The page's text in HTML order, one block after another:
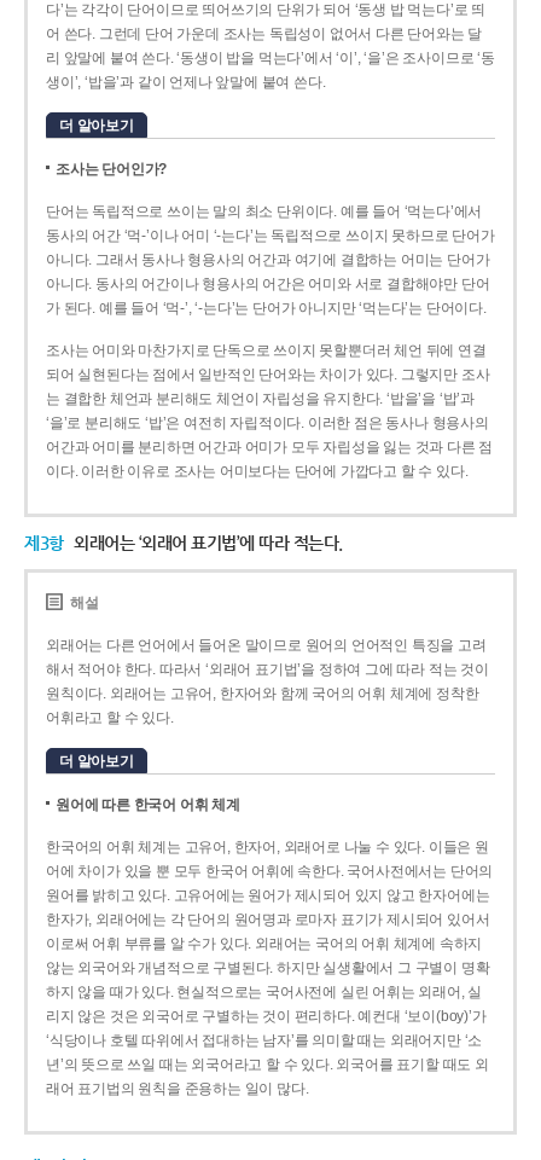
다’는 각각이 단어이므로 띄어쓰기의 단위가 되어 ‘동생 밥 먹는다’로 띄
어 쓴다. 그런데 단어 가운데 조사는 독립성이 없어서 다른 단어와는 달
리 앞말에 붙여 쓴다. ‘동생이 밥을 먹는다’에서 ‘이’, ‘을’은 조사이므로 ‘동
생이’, ‘밥을’과 같이 언제나 앞말에 붙여 쓴다.
더 알아보기
조사는 단어인가?
단어는 독립적으로 쓰이는 말의 최소 단위이다. 예를 들어 ‘먹는다’에서
동사의 어간 ‘먹-­’이나 어미 ‘­-는다’는 독립적으로 쓰이지 못하므로 단어가
아니다. 그래서 동사나 형용사의 어간과 여기에 결합하는 어미는 단어가
아니다. 동사의 어간이나 형용사의 어간은 어미와 서로 결합해야만 단어
가 된다. 예를 들어 ‘먹-’, ‘-는다’는 단어가 아니지만 ‘먹는다’는 단어이다.
조사는 어미와 마찬가지로 단독으로 쓰이지 못할뿐더러 체언 뒤에 연결
되어 실현된다는 점에서 일반적인 단어와는 차이가 있다. 그렇지만 조사
는 결합한 체언과 분리해도 체언이 자립성을 유지한다. ‘밥을’을 ‘밥’과
‘을’로 분리해도 ‘밥’은 여전히 자립적이다. 이러한 점은 동사나 형용사의
어간과 어미를 분리하면 어간과 어미가 모두 자립성을 잃는 것과 다른 점
이다. 이러한 이유로 조사는 어미보다는 단어에 가깝다고 할 수 있다.
제3항 외래어는 ‘외래어 표기법’에 따라 적는다.
해설
외래어는 다른 언어에서 들어온 말이므로 원어의 언어적인 특징을 고려
해서 적어야 한다. 따라서 ‘외래어 표기법’을 정하여 그에 따라 적는 것이
원칙이다. 외래어는 고유어, 한자어와 함께 국어의 어휘 체계에 정착한
어휘라고 할 수 있다.
더 알아보기
원어에 따른 한국어 어휘 체계
한국어의 어휘 체계는 고유어, 한자어, 외래어로 나눌 수 있다. 이들은 원
어에 차이가 있을 뿐 모두 한국어 어휘에 속한다. 국어사전에서는 단어의
원어를 밝히고 있다. 고유어에는 원어가 제시되어 있지 않고 한자어에는
한자가, 외래어에는 각 단어의 원어명과 로마자 표기가 제시되어 있어서
이로써 어휘 부류를 알 수가 있다. 외래어는 국어의 어휘 체계에 속하지
않는 외국어와 개념적으로 구별된다. 하지만 실생활에서 그 구별이 명확
하지 않을 때가 있다. 현실적으로는 국어사전에 실린 어휘는 외래어, 실
리지 않은 것은 외국어로 구별하는 것이 편리하다. 예컨대 ‘보이(boy)’가
‘식당이나 호텔 따위에서 접대하는 남자’를 의미할 때는 외래어지만 ‘소
년’의 뜻으로 쓰일 때는 외국어라고 할 수 있다. 외국어를 표기할 때도 외
래어 표기법의 원칙을 준용하는 일이 많다.